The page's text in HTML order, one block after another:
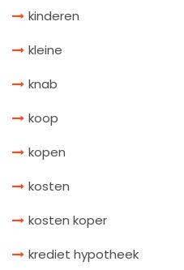
kinderen
kleine
knab
koop
kopen
kosten
kosten koper
krediet hypotheek